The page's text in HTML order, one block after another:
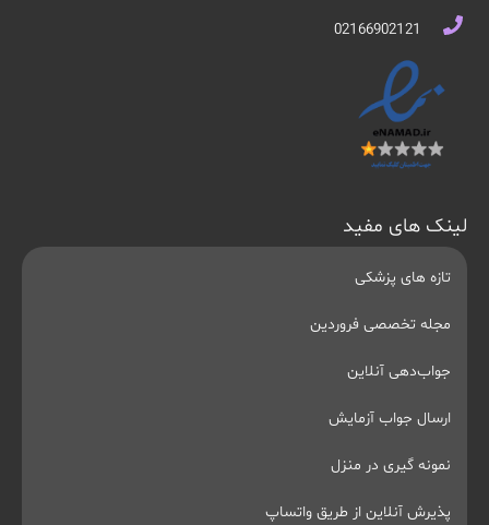
02166902121
لینک های مفید
تازه های پزشکی
مجله تخصصی فروردین
جواب‌دهی آنلاین
ارسال جواب آزمایش
نمونه گیری در منزل
پذیرش آنلاین از طریق واتساپ